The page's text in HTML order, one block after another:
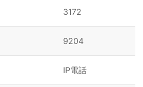
3172
9204
IP電話